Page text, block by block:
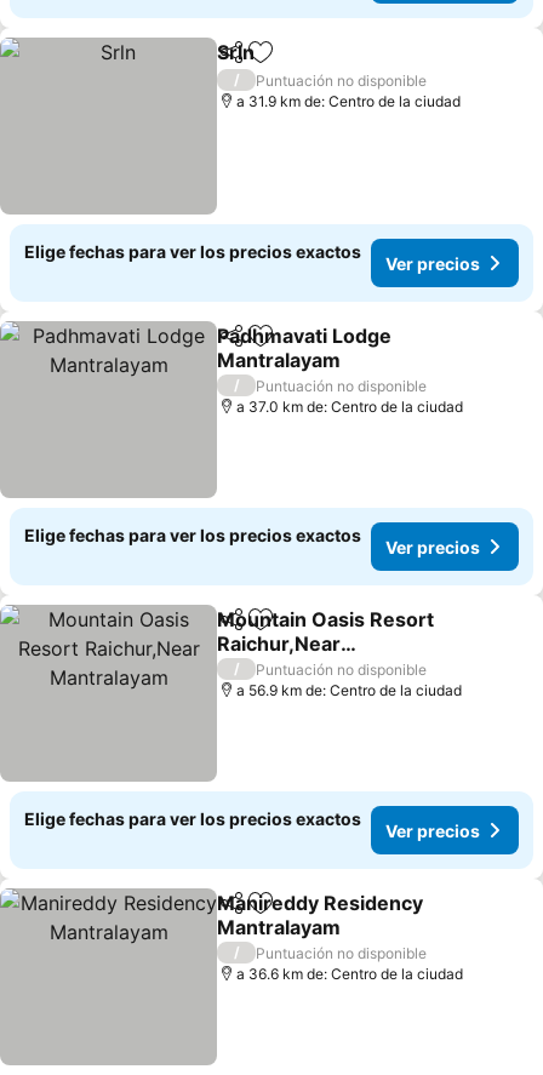
CompartirAgregar a favoritos
Srln
/
Puntuación no disponible
a 31.9 km de: Centro de la ciudad
Elige fechas para ver los precios exactos
Ver precios
CompartirAgregar a favoritos
Padhmavati Lodge
Mantralayam
Ver precios
/
Puntuación no disponible
a 37.0 km de: Centro de la ciudad
Elige fechas para ver los precios exactos
Ver precios
CompartirAgregar a favoritos
Mountain Oasis Resort
Raichur,Near
Mantralayam
Ver precios
/
Puntuación no disponible
a 56.9 km de: Centro de la ciudad
Elige fechas para ver los precios exactos
Ver precios
CompartirAgregar a favoritos
Manireddy Residency
Mantralayam
Ver precios
/
Puntuación no disponible
a 36.6 km de: Centro de la ciudad